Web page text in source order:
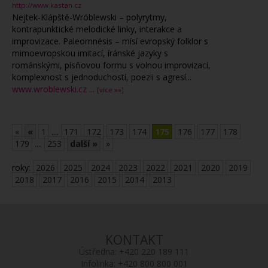
http://www.kastan.cz
Nejtek-Klápště-Wróblewski – polyrytmy,
kontrapunktické melodické linky, interakce a
improvizace. Paleomnésis – mísí evropský folklor s
mimoevropskou imitací, íránské jazyky s
románskými, písňovou formu s volnou improvizací,
komplexnost s jednoduchostí, poezii s agresí...
www.wroblewski.cz ... [více »»]
« « 1 .... 171 172 173 174 175 176 177
178
179 .... 253 další » »
roky: 2026 2025 2024 2023 2022 2021 2020
2019
2018
2017 2016 2015 2014 2013
KONTAKT
Ústředna: +420 220 189 111
Infolinka: +420 800 800 001